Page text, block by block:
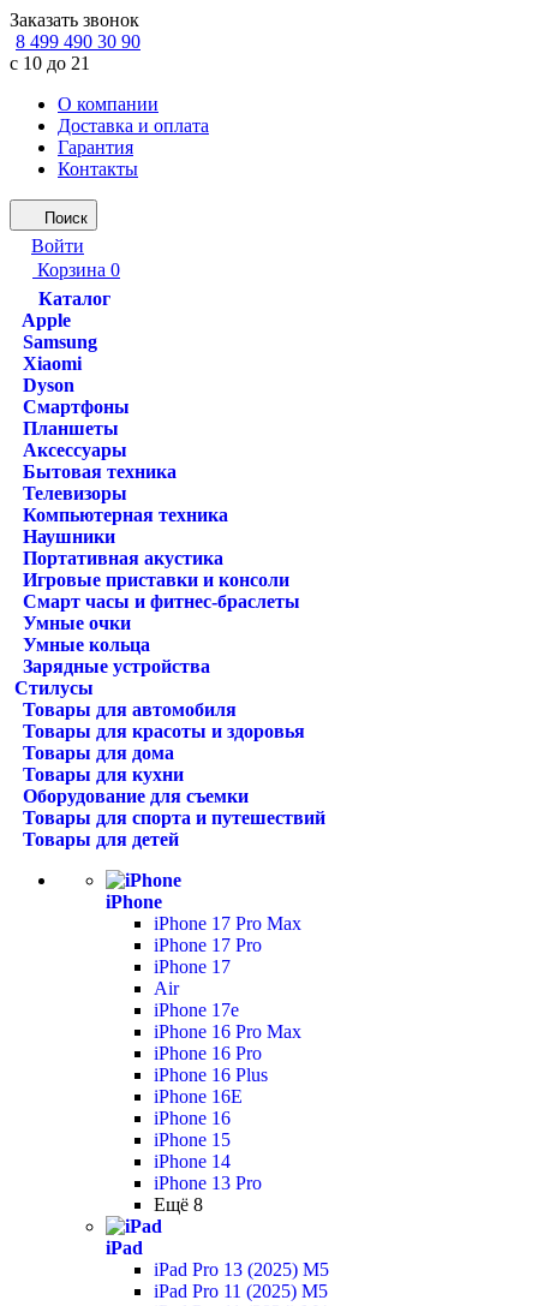
Заказать звонок
8 499 490 30 90
с 10 до 21
О компании
Доставка и оплата
Гарантия
Контакты
Поиск
Войти
Корзина 0
Каталог
Apple
Samsung
Xiaomi
Dyson
Смартфоны
Планшеты
Аксессуары
Бытовая техника
Телевизоры
Компьютерная техника
Наушники
Портативная акустика
Игровые приставки и консоли
Смарт часы и фитнес-браслеты
Умные очки
Умные кольца
Зарядные устройства
Стилусы
Товары для автомобиля
Товары для красоты и здоровья
Товары для дома
Товары для кухни
Оборудование для съемки
Товары для спорта и путешествий
Товары для детей
iPhone
iPhone 17 Pro Max
iPhone 17 Pro
iPhone 17
Air
iPhone 17e
iPhone 16 Pro Max
iPhone 16 Pro
iPhone 16 Plus
iPhone 16E
iPhone 16
iPhone 15
iPhone 14
iPhone 13 Pro
Ещё 8
iPad
iPad Pro 13 (2025) M5
iPad Pro 11 (2025) M5